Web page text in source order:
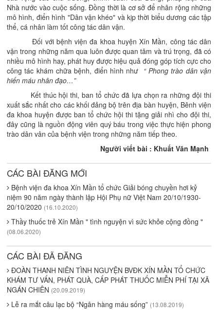
Nhà nước vào cuộc sống. Đồng thời là cơ sở để nhân rộng những
mô hình, điển hình "Dân vận khéo" và kịp thời biểu dương các tập
thể, cá nhân làm tốt công tác dân vận.
Đối với bệnh viện đa khoa huyện Xín Mần, công tác dân
vận trong những năm qua luôn được quan tâm và trú trọng, đã có
nhiều mô hình hay, phát huy được hiệu quả đóng góp tích cực cho
công tác khám chữa bệnh, điển hình như “ Phong trào dân vận
hiến máu nhân đạo…”
Kết thúc hội thi, ban tổ chức đã lựa chọn ra những đội thi
xuất sắc nhất cho các khối đảng bộ trên địa bàn huyện, Bênh viện
đa khoa huyện được ban tổ chức hội thi tặng giải nhì cho đội thi,
đây cũng là nguồn động viên quý báu trong việc thực hiện phong
trào dân vân của bệnh viện trong những năm tiếp theo.
Người viết bài : Khuất Văn Mạnh
CÁC BÀI ĐĂNG MỚI
Bệnh viện đa khoa Xín Mần tổ chức Giải bóng chuyền hơi kỷ
niệm 90 năm ngày thành lập Hội Phụ nữ Việt Nam 20/10/1930-
20/10/2020 (16.10.2020)
Thầy thuốc trẻ Xín Mần " tình nguyện vì sức khỏe cộng đồng "
(08.06.2020)
CÁC BÀI ĐÃ ĐĂNG
ĐOÀN THANH NIÊN TÌNH NGUYỆN BVĐK XÍN MẦN TỔ CHỨC
KHÁM TƯ VẤN, PHÁT QUÀ, CẤP PHÁT THUỐC MIỄN PHÍ TẠI XÃ
NGÁN CHIÊN (20.09.2019)
Lễ ra mắt câu lạc bộ “Ngân hàng máu sống” (13.08.2019)